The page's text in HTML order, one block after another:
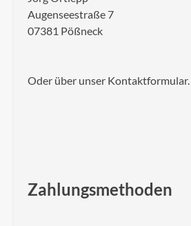
Augenseestraße 7
07381 Pößneck
Oder über unser Kontaktformular.
Zahlungsmethoden